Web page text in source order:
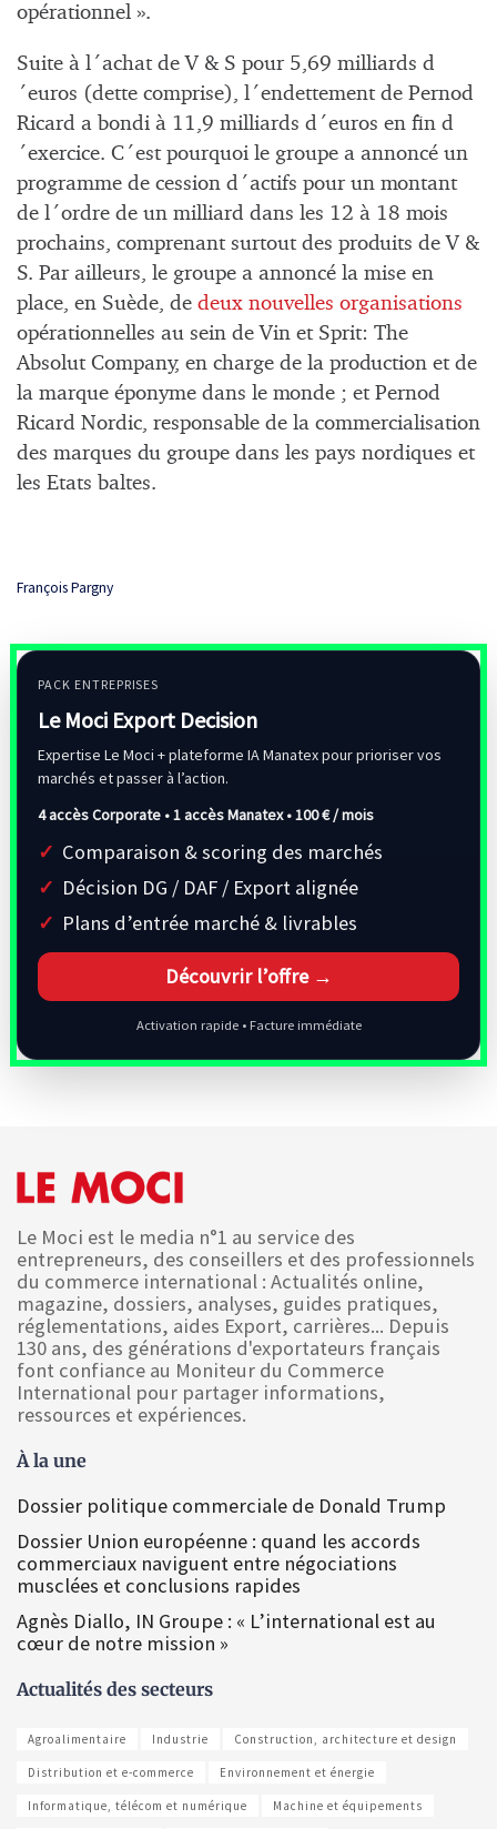
opérationnel ».
Suite à l´achat de V & S pour 5,69 milliards d
´euros (dette comprise), l´endettement de Pernod
Ricard a bondi à 11,9 milliards d´euros en fin d
´exercice. C´est pourquoi le groupe a annoncé un
programme de cession d´actifs pour un montant
de l´ordre de un milliard dans les 12 à 18 mois
prochains, comprenant surtout des produits de V &
S. Par ailleurs, le groupe a annoncé la mise en
place, en Suède, de deux nouvelles organisations
opérationnelles au sein de Vin et Sprit: The
Absolut Company, en charge de la production et de
la marque éponyme dans le monde ; et Pernod
Ricard Nordic, responsable de la commercialisation
des marques du groupe dans les pays nordiques et
les Etats baltes.
François Pargny
PACK ENTREPRISES
Le Moci Export Decision
Expertise Le Moci + plateforme IA Manatex pour prioriser vos
marchés et passer à l’action.
4 accès Corporate • 1 accès Manatex •100 € / mois
Comparaison & scoring des marchés
Décision DG / DAF / Export alignée
Plans d’entrée marché & livrables
Découvrir l’offre →
Activation rapide • Facture immédiate
Le Moci est le media n°1 au service des
entrepreneurs, des conseillers et des professionnels
du commerce international : Actualités online,
magazine, dossiers, analyses, guides pratiques,
réglementations, aides Export, carrières... Depuis
130 ans, des générations d'exportateurs français
font confiance au Moniteur du Commerce
International pour partager informations,
ressources et expériences.
À la une
Dossier politique commerciale de Donald Trump
Dossier Union européenne : quand les accords
commerciaux naviguent entre négociations
musclées et conclusions rapides
Agnès Diallo, IN Groupe : « L’international est au
cœur de notre mission »
Actualités des secteurs
Agroalimentaire Industrie Construction, architecture et design
Distribution et e-commerce Environnement et énergie
Informatique, télécom et numérique Machine et équipements